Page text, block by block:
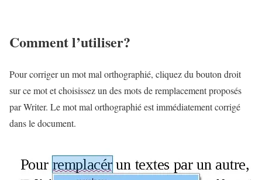
Comment l’utiliser?
Pour corriger un mot mal orthographié, cliquez du bouton droit
sur ce mot et choisissez un des mots de remplacement proposés
par Writer. Le mot mal orthographié est immédiatement corrigé
dans le document.